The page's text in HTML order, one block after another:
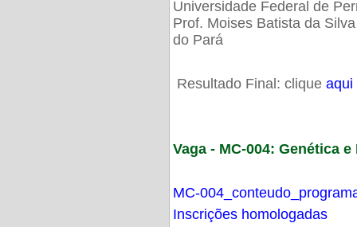
Universidade Federal de
Prof. Moises Batista da
do Pará
Resultado Final: clique aqui
Vaga - MC-004: Genética
MC-
Inscrições homologadas